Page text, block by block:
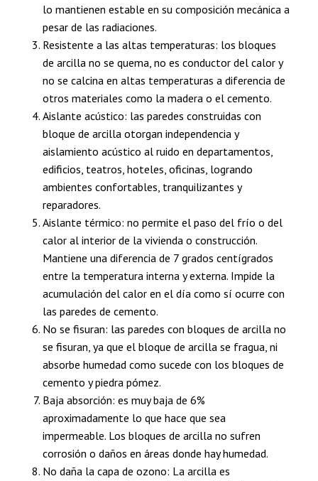
lo mantienen estable en su composición mecánica a
pesar de las radiaciones.
Resistente a las altas temperaturas: los bloques
de arcilla no se quema, no es conductor del calor y
no se calcina en altas temperaturas a diferencia de
otros materiales como la madera o el cemento.
Aislante acústico: las paredes construidas con
bloque de arcilla otorgan independencia y
aislamiento acústico al ruido en departamentos,
edificios, teatros, hoteles, oficinas, logrando
ambientes confortables, tranquilizantes y
reparadores.
Aislante térmico: no permite el paso del frío o del
calor al interior de la vivienda o construcción.
Mantiene una diferencia de 7 grados centígrados
entre la temperatura interna y externa. Impide la
acumulación del calor en el día como sí ocurre con
las paredes de cemento.
No se fisuran: las paredes con bloques de arcilla no
se fisuran, ya que el bloque de arcilla se fragua, ni
absorbe humedad como sucede con los bloques de
cemento y piedra pómez.
Baja absorción: es muy baja de 6%
aproximadamente lo que hace que sea
impermeable. Los bloques de arcilla no sufren
corrosión o daños en áreas donde hay humedad.
No daña la capa de ozono: La arcilla es